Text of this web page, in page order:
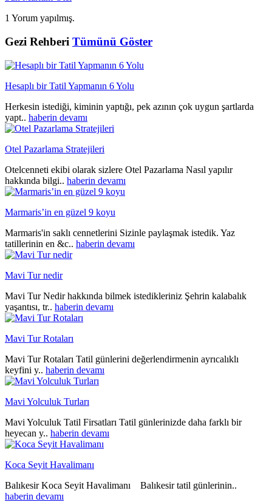
1 Yorum yapılmış.
Gezi Rehberi Tümünü Göster
Hesaplı bir Tatil Yapmanın 6 Yolu
Herkesin istediği, kiminin yaptığı, pek azının çok uygun şartlarda
yapt.. haberin devamı
Otel Pazarlama Stratejileri
Otelcenneti ekibi olarak sizlere Otel Pazarlama Nasıl yapılır
hakkında bilgi.. haberin devamı
Marmaris’in en güzel 9 koyu
Marmaris'in saklı cennetlerini Sizinle paylaşmak istedik. Yaz
tatillerinin en &c.. haberin devamı
Mavi Tur nedir
Mavi Tur Nedir hakkında bilmek istedikleriniz Şehrin kalabalık
yaşantısı, tr.. haberin devamı
Mavi Tur Rotaları
Mavi Tur Rotaları Tatil günlerini değerlendirmenin ayrıcalıklı
keyfini y.. haberin devamı
Mavi Yolculuk Turları
Mavi Yolculuk Tatil Firsatları Tatil günlerinizde daha farklı bir
heyecan y.. haberin devamı
Koca Seyit Havalimanı
Balıkesir Koca Seyit Havalimanı Balıkesir tatil günlerinin..
haberin devamı